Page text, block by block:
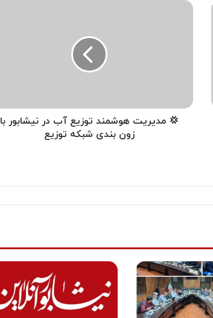
💢 مدیریت هوشمند توزیع آب در نیشابور با
زون بندی شبکه توزیع